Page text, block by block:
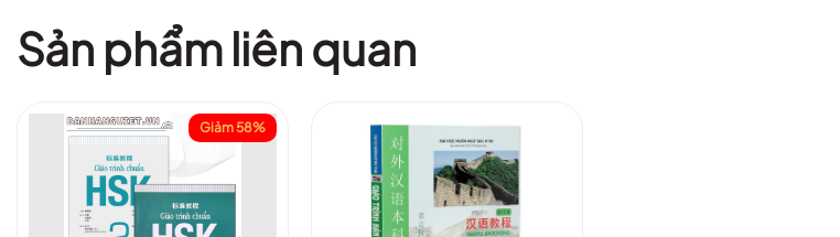
Sản phẩm liên quan
Giảm 58%